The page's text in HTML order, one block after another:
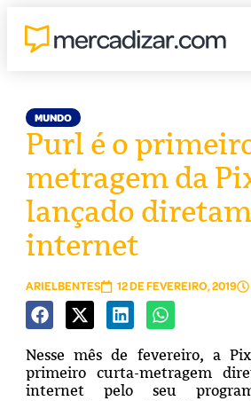
MUNDO
Purl é o
metragem da
lançado
internet
ARIELBENTES 12 DE FEVEREIRO, 2019
Nesse mês de fevereiro, a
primeiro curta-metragem
internet pelo seu